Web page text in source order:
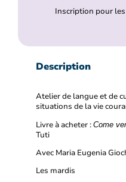
Inscription pour les
Description
Atelier de langue et de
situations de la vie
Livre à acheter : Come
Tuti
Avec Maria Eugenia
Les mardis